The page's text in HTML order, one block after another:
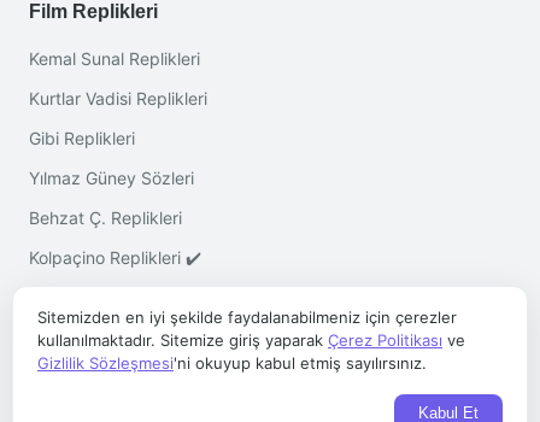
Film Replikleri
Kemal Sunal Replikleri
Kurtlar Vadisi Replikleri
Gibi Replikleri
Yılmaz Güney Sözleri
Behzat Ç. Replikleri
Kolpaçino Replikleri ✔️
- Her Hakkı Saklıdır
Sitemizden en iyi şekilde faydalanabilmeniz için çerezler
kullanılmaktadır. Sitemize giriş yaparak Çerez Politikası ve
Gizlilik Sözleşmesi'ni okuyup kabul etmiş sayılırsınız.
Kabul Et